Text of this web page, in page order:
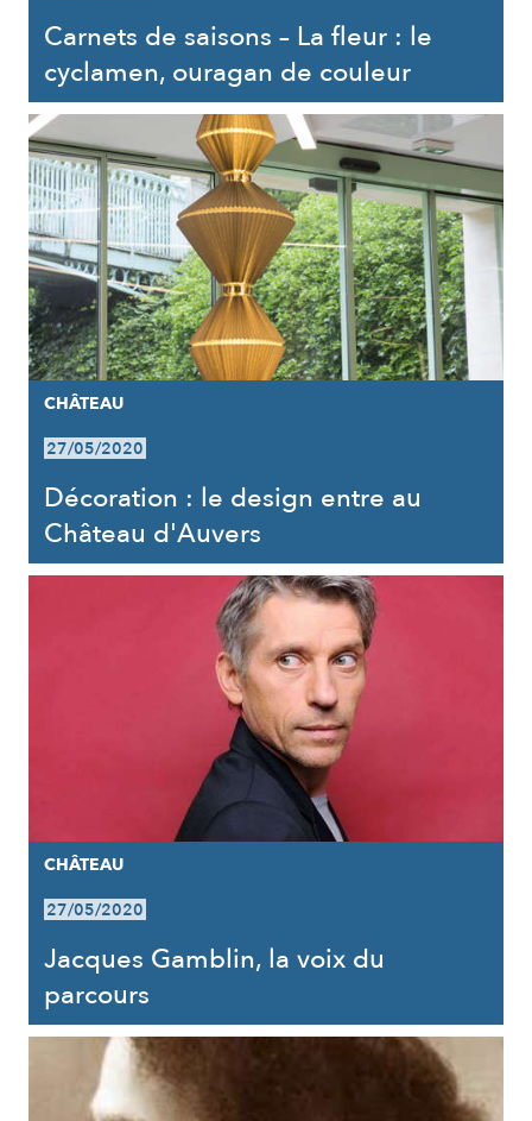
Carnets de saisons – La fleur : le
cyclamen, ouragan de couleur
CHÂTEAU
27/05/2020
Décoration : le design entre au
Château d'Auvers
CHÂTEAU
27/05/2020
Jacques Gamblin, la voix du
parcours